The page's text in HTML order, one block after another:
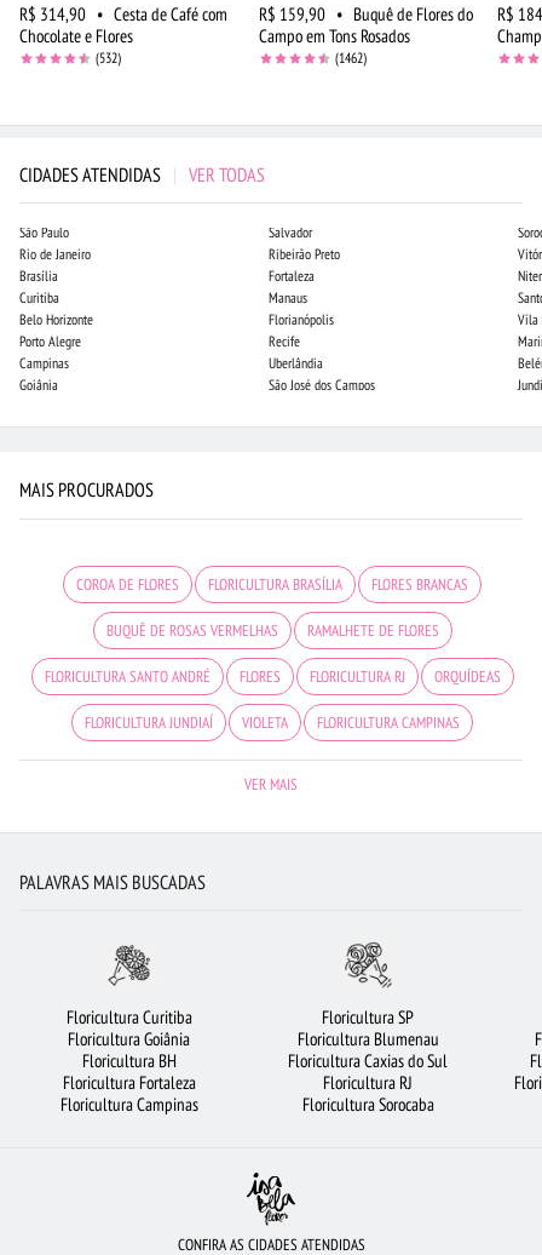
R$ 314,90 • Cesta de Café com
Chocolate e Flores
(532)
R$ 159,90 • Buquê de Flores do
Campo em Tons Rosados
(1462)
R$
CIDADES ATENDIDAS | VER TODAS
São Paulo
Rio de Janeiro
Brasília
Curitiba
Belo Horizonte
Porto Alegre
Campinas
Goiânia
Salvador
Ribeirão Preto
Fortaleza
Manaus
Florianópolis
Recife
Uberlândia
São José dos Campos
Vila
MAIS PROCURADOS
COROA DE FLORES FLORICULTURA BRASÍLIA FLORES BRANCAS
BUQUÊ DE ROSAS VERMELHAS RAMALHETE DE FLORES
FLORICULTURA SANTO ANDRÉ FLORES FLORICULTURA RJ ORQUÍDEAS
FLORICULTURA JUNDIAÍ VIOLETA FLORICULTURA CAMPINAS
FLORICULTURA SALVADOR FLORICULTURA SP
FLORICULTURA SÃO BERNARDO DO CAMPO ROSAS VERMELHAS
FLORICULTURA FORTALEZA FLORICULTURA RIBEIRÃO PRETO
ROSAS BRANCAS
CESTA DE CAFÉ DA MANHÃ
VER MAIS
PALAVRAS MAIS BUSCADAS
Floricultura Curitiba
Floricultura Goiânia
Floricultura BH
Floricultura Fortaleza
Floricultura Campinas
Floricultura SP
Floricultura Blumenau
Floricultura Caxias do Sul
Floricultura RJ
Floricultura Sorocaba
CONFIRA AS CIDADES ATENDIDAS